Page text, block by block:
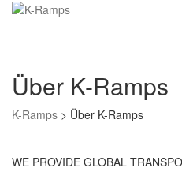
Über K-Ramps
K-Ramps > Über K-Ramps
WE PROVIDE GLOBAL